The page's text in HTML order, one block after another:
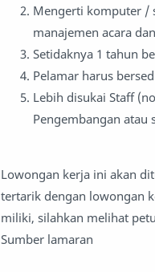
Mengerti komputer /
manajemen acara
Setidaknya 1 tahun
Pelamar harus
Lebih disukai Staff
Pengembangan atau
Lowongan kerja ini akan
tertarik dengan lowongan
miliki, silahkan melihat
Sumber lamaran